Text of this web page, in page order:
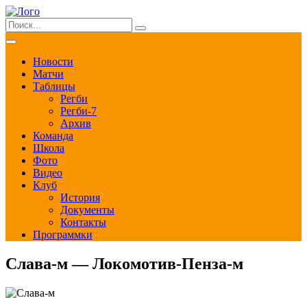
Новости
Матчи
Таблицы
Регби
Регби-7
Архив
Команда
Школа
Фото
Видео
Клуб
История
Документы
Контакты
Программки
Слава-м — Локомотив-Пенза-м